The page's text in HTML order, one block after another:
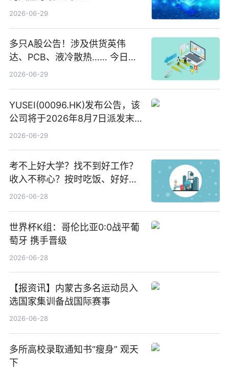
2026-06-29
多只A股公告！涉及供货英伟
达、PCB、液冷散热…… 今日快
讯
2026-06-29
YUSEI(00096.HK)发布公告，该
公司将于2026年8月7日派发末
期股息每股人民币0.013元 每日
2026-06-29
考不上好大学？找不到好工作？
收入不称心？按时吃饭、好好睡
觉
2026-06-28
世界杯K组：哥伦比亚0:0战平葡
萄牙 携手晋级
2026-06-28
【报资讯】内蒙古多名运动员入
选国家集训备战国际赛事
2026-06-28
多所高校录取通知书“瘦身” 观天
下